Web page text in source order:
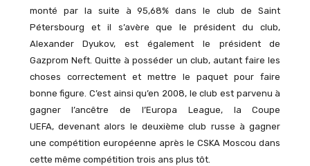
monté par la suite à 95,68% dans le club de Saint
Pétersbourg et il s’avère que le président du club,
Alexander Dyukov, est également le président de
Gazprom Neft. Quitte à posséder un club, autant faire les
choses correctement et mettre le paquet pour faire
bonne figure. C’est ainsi qu’en 2008, le club est parvenu à
gagner l’ancêtre de l’Europa League, la Coupe
UEFA, devenant alors le deuxième club russe à gagner
une compétition européenne après le CSKA Moscou dans
cette même compétition trois ans plus tôt.